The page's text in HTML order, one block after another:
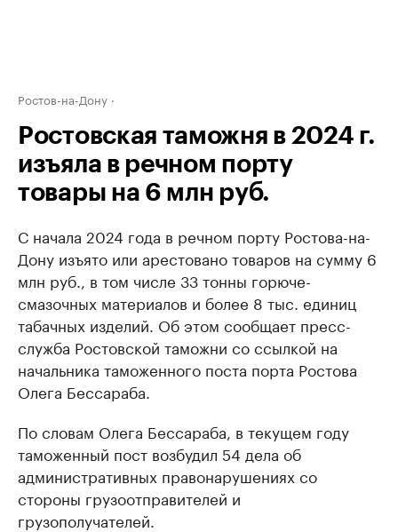
Ростов-на-Дону
Ростовская таможня в 2024 г.
изъяла в речном порту
товары на 6 млн руб.
С начала 2024 года в речном порту Ростова-на-
Дону изъято или арестовано товаров на сумму 6
млн руб., в том числе 33 тонны горюче-
смазочных материалов и более 8 тыс. единиц
табачных изделий. Об этом сообщает пресс-
служба Ростовской таможни со ссылкой на
начальника таможенного поста порта Ростова
Олега Бессараба.
По словам Олега Бессараба, в текущем году
таможенный пост возбудил 54 дела об
административных правонарушениях со
стороны грузоотправителей и
грузополучателей.